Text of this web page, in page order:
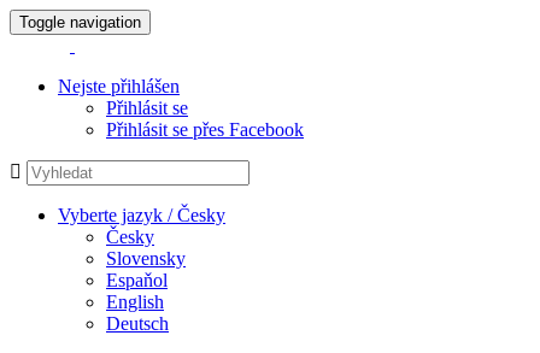
Toggle navigation
Nejste přihlášen
Přihlásit se
Přihlásit se přes Facebook
Vyberte jazyk / Česky
Česky
Slovensky
Espaňol
English
Deutsch